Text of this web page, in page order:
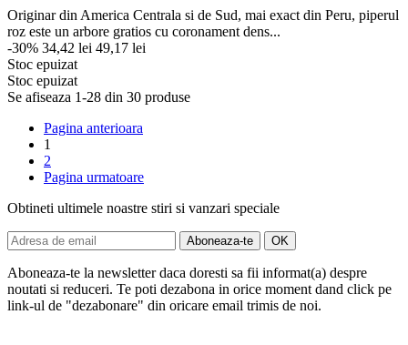
Originar din America Centrala si de Sud, mai exact din Peru, piperul
roz este un arbore gratios cu coronament dens...
-30% 34,42 lei 49,17 lei
Stoc epuizat
Stoc epuizat
Se afiseaza 1-28 din 30 produse
Pagina anterioara
1
2
Pagina urmatoare
Obtineti ultimele noastre stiri si vanzari speciale
Aboneaza-te la newsletter daca doresti sa fii informat(a) despre
noutati si reduceri. Te poti dezabona in orice moment dand click pe
link-ul de "dezabonare" din oricare email trimis de noi.